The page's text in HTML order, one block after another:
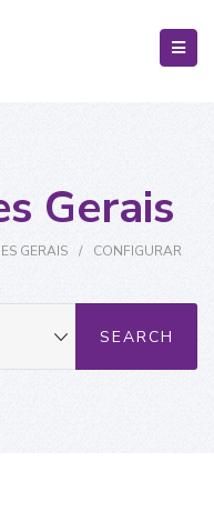
Gerais
GERAIS /
CONFIGURAR